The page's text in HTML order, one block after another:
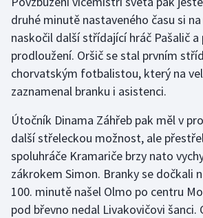
druhé minutě nastaveného času si
naskočil další střídající hráč Pašalič a
prodloužení. Oršič se stal prvním
chorvatským fotbalistou, který na
zaznamenal branku i asistenci.
Útočník Dinama Záhřeb pak měl v
další střeleckou možnost, ale
spoluhráče Kramariče brzy nato
zákrokem Simon. Branky se dočkali
100. minutě našel Olmo po centru
pod břevno nedal Livakovičovi šanci.